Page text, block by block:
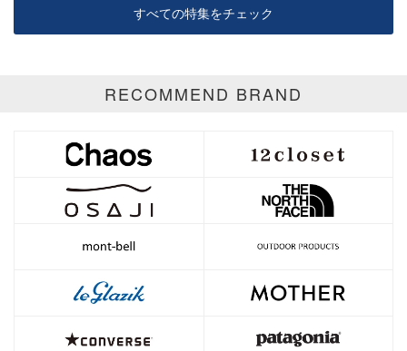
すべての特集をチェック
RECOMMEND BRAND